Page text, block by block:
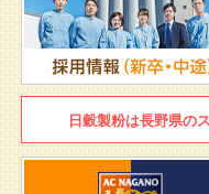
日穀製粉は長野県の